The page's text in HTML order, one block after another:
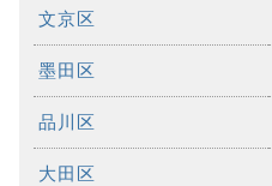
文京区
墨田区
品川区
大田区